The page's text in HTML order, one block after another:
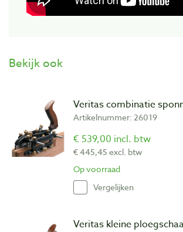
Bekijk ook
Veritas combinatie
Artikelnummer: 26019
€ 539,00 incl. btw
€ 445,45 excl. btw
Op voorraad
Vergelijken
Veritas kleine